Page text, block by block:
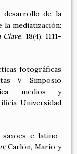
desarrollo de la
la mediatización:
Clave, 18(4), 1111-
fotográficas
V Simposio
medios y
Universidad
saxoes e latino-
Carlón, Mario y